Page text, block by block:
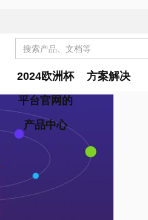
2024欧洲杯
平台官网的
产品中心
方案解决